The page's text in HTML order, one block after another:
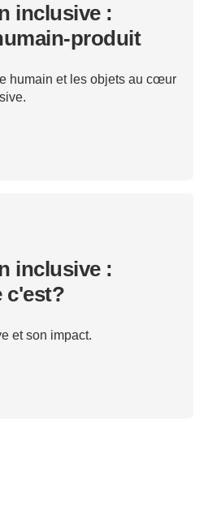
inclusive :
produit
humain et les objets au cœur
inclusive :
c'est?
et son impact.